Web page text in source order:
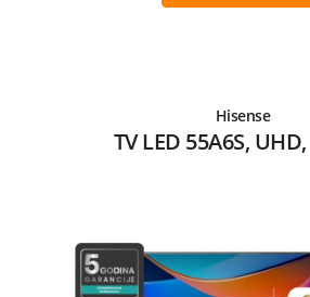
Hisense
TV LED 55A6S,